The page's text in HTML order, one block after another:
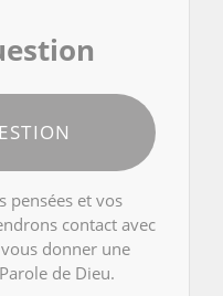
pensées et vos
contact avec
donner une
de Dieu.